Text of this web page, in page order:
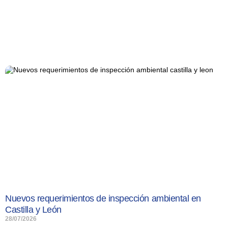
Nuevos requerimientos de inspección ambiental en
Castilla y León
28/07/2026